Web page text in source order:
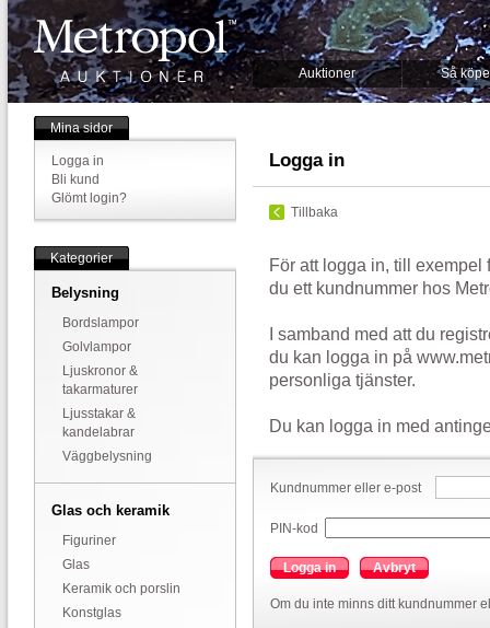
Auktioner Så
Mina sidor
Logga in
Bli kund
Glömt login?
Kategorier
Belysning
Bordslampor
Golvlampor
Ljuskronor &
takarmaturer
Ljusstakar &
kandelabrar
Väggbelysning
Glas och keramik
Figuriner
Glas
Keramik och porslin
Konstglas
Logga in
Tillbaka
För att logga in, till exempel
du ett kundnummer hos
I samband med att du
du kan logga in på
personliga tjänster.
Du kan logga in med
Kundnummer eller e-post
PIN-kod
Logga in Avbryt
Om du inte minns ditt kundnummer